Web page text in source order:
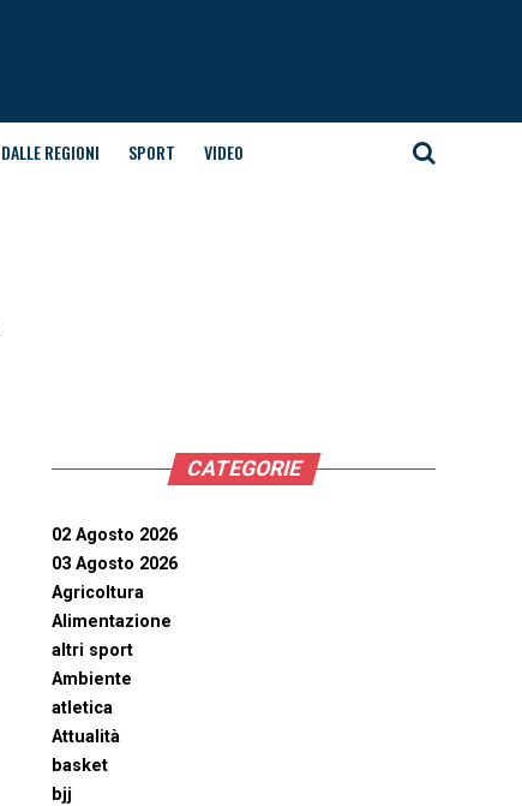
DALLE REGIONI SPORT VIDEO
CATEGORIE
02 Agosto 2026
03 Agosto 2026
Agricoltura
Alimentazione
altri sport
Ambiente
atletica
Attualità
basket
bjj